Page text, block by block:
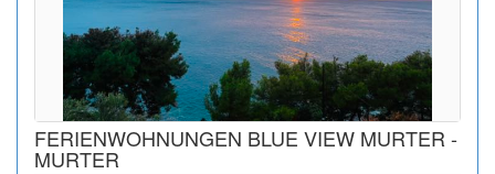
FERIENWOHNUNGEN BLUE VIEW MURTER -
MURTER